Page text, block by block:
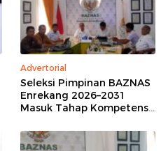
Advertorial
Seleksi Pimpinan BAZNAS
Enrekang 2026–2031
Masuk Tahap Kompetensi,
Administrasi